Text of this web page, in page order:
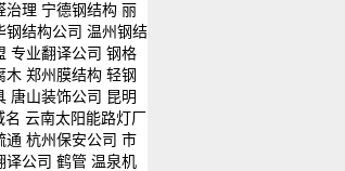
治理 宁德钢结构 丽
钢结构公司 温州钢结
专业翻译公司 钢格
木 郑州膜结构 轻钢
唐山装饰公司 昆明
名 云南太阳能路灯厂
通 杭州保安公司 市
译公司 鹤管 温泉机